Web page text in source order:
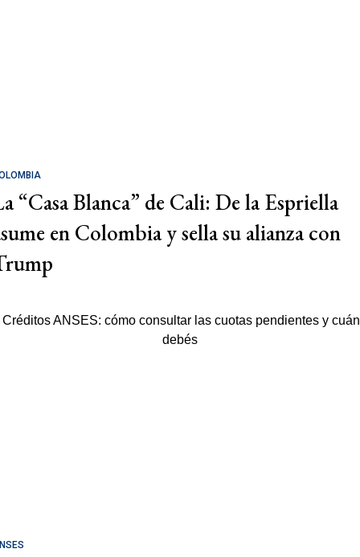
“Casa Blanca” de Cali: De la Espriella
en Colombia y sella su alianza con